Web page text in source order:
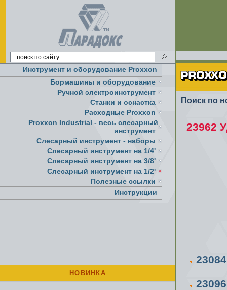
Инструмент и оборудование Proxxon
Бормашины и оборудование
Ручной электроинструмент
Cтанки и оснастка
Расходные Proxxon
Proxxon Industrial - весь слесарный
инструмент
Слесарный инструмент - наборы
Слесарный инструмент на 1/4'
Слесарный инструмент на 3/8'
Слесарный инструмент на 1/2'
Полезные ссылки
Инструкции
НОВИНКА
Поиск по
23962